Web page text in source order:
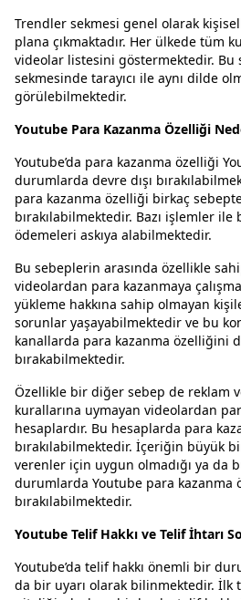
Trendler sekmesi genel olarak
plana çıkmaktadır. Her ülkede tüm
videolar listesini göstermektedir. Bu
sekmesinde tarayıcı ile aynı dilde
görülebilmektedir.
Youtube Para Kazanma Özelliği
Youtube’da para kazanma özelliği
durumlarda devre dışı
para kazanma özelliği birkaç
bırakılabilmektedir. Bazı işlemler
ödemeleri askıya alabilmektedir.
Bu sebeplerin arasında özellikle
videolardan para kazanmaya
yükleme hakkına sahip olmayan
sorunlar yaşayabilmektedir ve bu
kanallarda para kazanma özelliğini
bırakabilmektedir.
Özellikle bir diğer sebep de reklam
kurallarına uymayan videolardan
hesaplardır. Bu hesaplarda para
bırakılabilmektedir. İçeriğin büyük
verenler için uygun olmadığı ya da
durumlarda Youtube para kazanma
bırakılabilmektedir.
Youtube Telif Hakkı ve Telif İhtarı
Youtube’da telif hakkı önemli bir
da bir uyarı olarak bilinmektedir. İlk